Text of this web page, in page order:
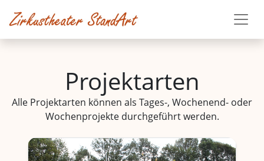
Projektarten
Alle Projektarten können als Tages-, Wochenend- oder
Wochenprojekte durchgeführt werden.